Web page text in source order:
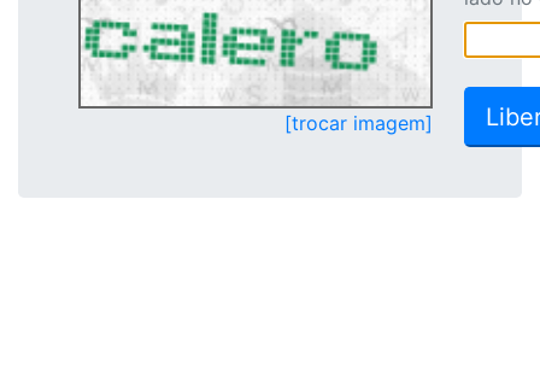
[trocar imagem]